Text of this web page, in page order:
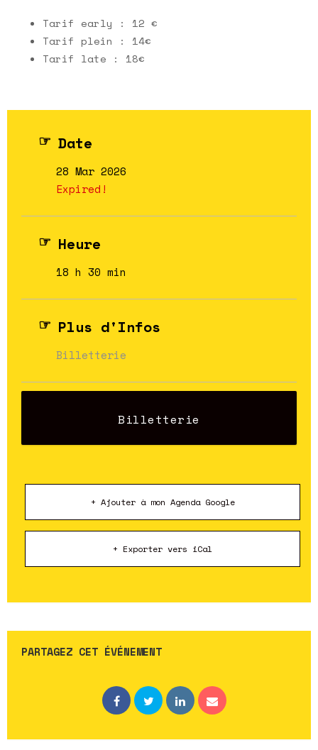
Tarif early : 12 €
Tarif plein : 14€
Tarif late : 18€
Date
28 Mar 2026
Expired!
Heure
18 h 30 min
Plus d'Infos
Billetterie
Billetterie
+ Ajouter à mon Agenda Google
+ Exporter vers iCal
PARTAGEZ CET ÉVÉNEMENT